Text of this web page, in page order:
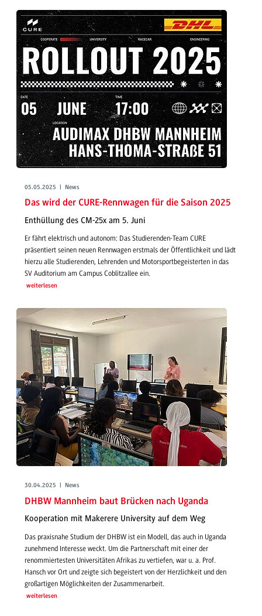
05.05.2025 | News
Das wird der CURE-Rennwagen für die Saison 2025
Enthüllung des CM-25x am 5. Juni
Er fährt elektrisch und autonom: Das Studierenden-Team CURE
präsentiert seinen neuen Rennwagen erstmals der Öffentlichkeit und lädt
hierzu alle Studierenden, Lehrenden und Motorsportbegeisterten in das
SV Auditorium am Campus Coblitzallee ein.
weiterlesen
30.04.2025 | News
DHBW Mannheim baut Brücken nach Uganda
Kooperation mit Makerere University auf dem Weg
Das praxisnahe Studium der DHBW ist ein Modell, das auch in Uganda
zunehmend Interesse weckt. Um die Partnerschaft mit einer der
renommiertesten Universitäten Afrikas zu vertiefen, war u. a. Prof.
Hansch vor Ort und zeigte sich begeistert von der Herzlichkeit und den
großartigen Möglichkeiten der Zusammenarbeit.
weiterlesen